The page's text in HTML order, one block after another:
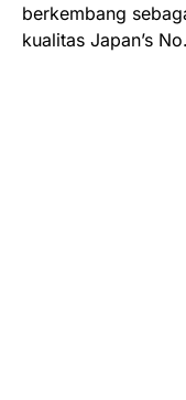
berkembang
kualitas Japan’s